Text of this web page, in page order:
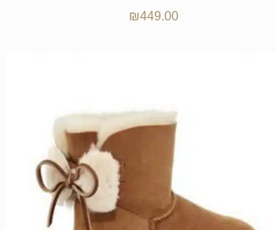
₪449.00